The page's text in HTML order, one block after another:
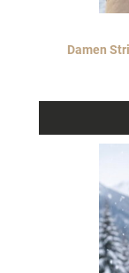
Damen